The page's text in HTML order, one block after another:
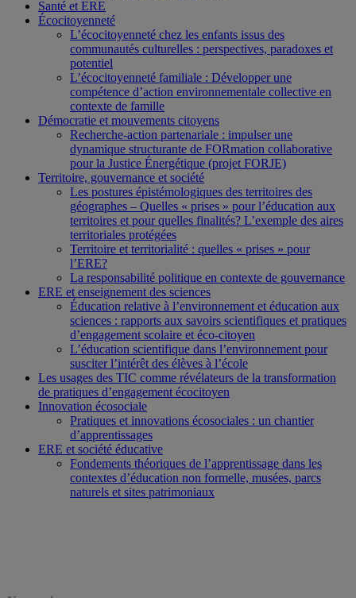
Santé et ERE
Écocitoyenneté
L’écocitoyenneté chez les enfants issus des
communautés culturelles : perspectives, paradoxes et
potentiel
L’écocitoyenneté familiale : Développer une
compétence d’action environnementale collective en
contexte de famille
Démocratie et mouvements citoyens
Recherche-action partenariale : impulser une
dynamique structurante de FORmation collaborative
pour la Justice Énergétique (projet FORJE)
Territoire, gouvernance et société
Les postures épistémologiques des territoires des
géographes – Quelles « prises » pour l’éducation aux
territoires et pour quelles finalités? L’exemple des aires
territoriales protégées
Territoire et territorialité : quelles « prises » pour
l’ERE?
La responsabilité politique en contexte de gouvernance
ERE et enseignement des sciences
Éducation relative à l’environnement et éducation aux
sciences : rapports aux savoirs scientifiques et pratiques
d’engagement scolaire et éco-citoyen
L’éducation scientifique dans l’environnement pour
susciter l’intérêt des élèves à l’école
Les usages des TIC comme révélateurs de la transformation
de pratiques d’engagement écocitoyen
Innovation écosociale
Pratiques et innovations écosociales : un chantier
d’apprentissages
ERE et société éducative
Fondements théoriques de l’apprentissage dans les
contextes d’éducation non formelle, musées, parcs
naturels et sites patrimoniaux